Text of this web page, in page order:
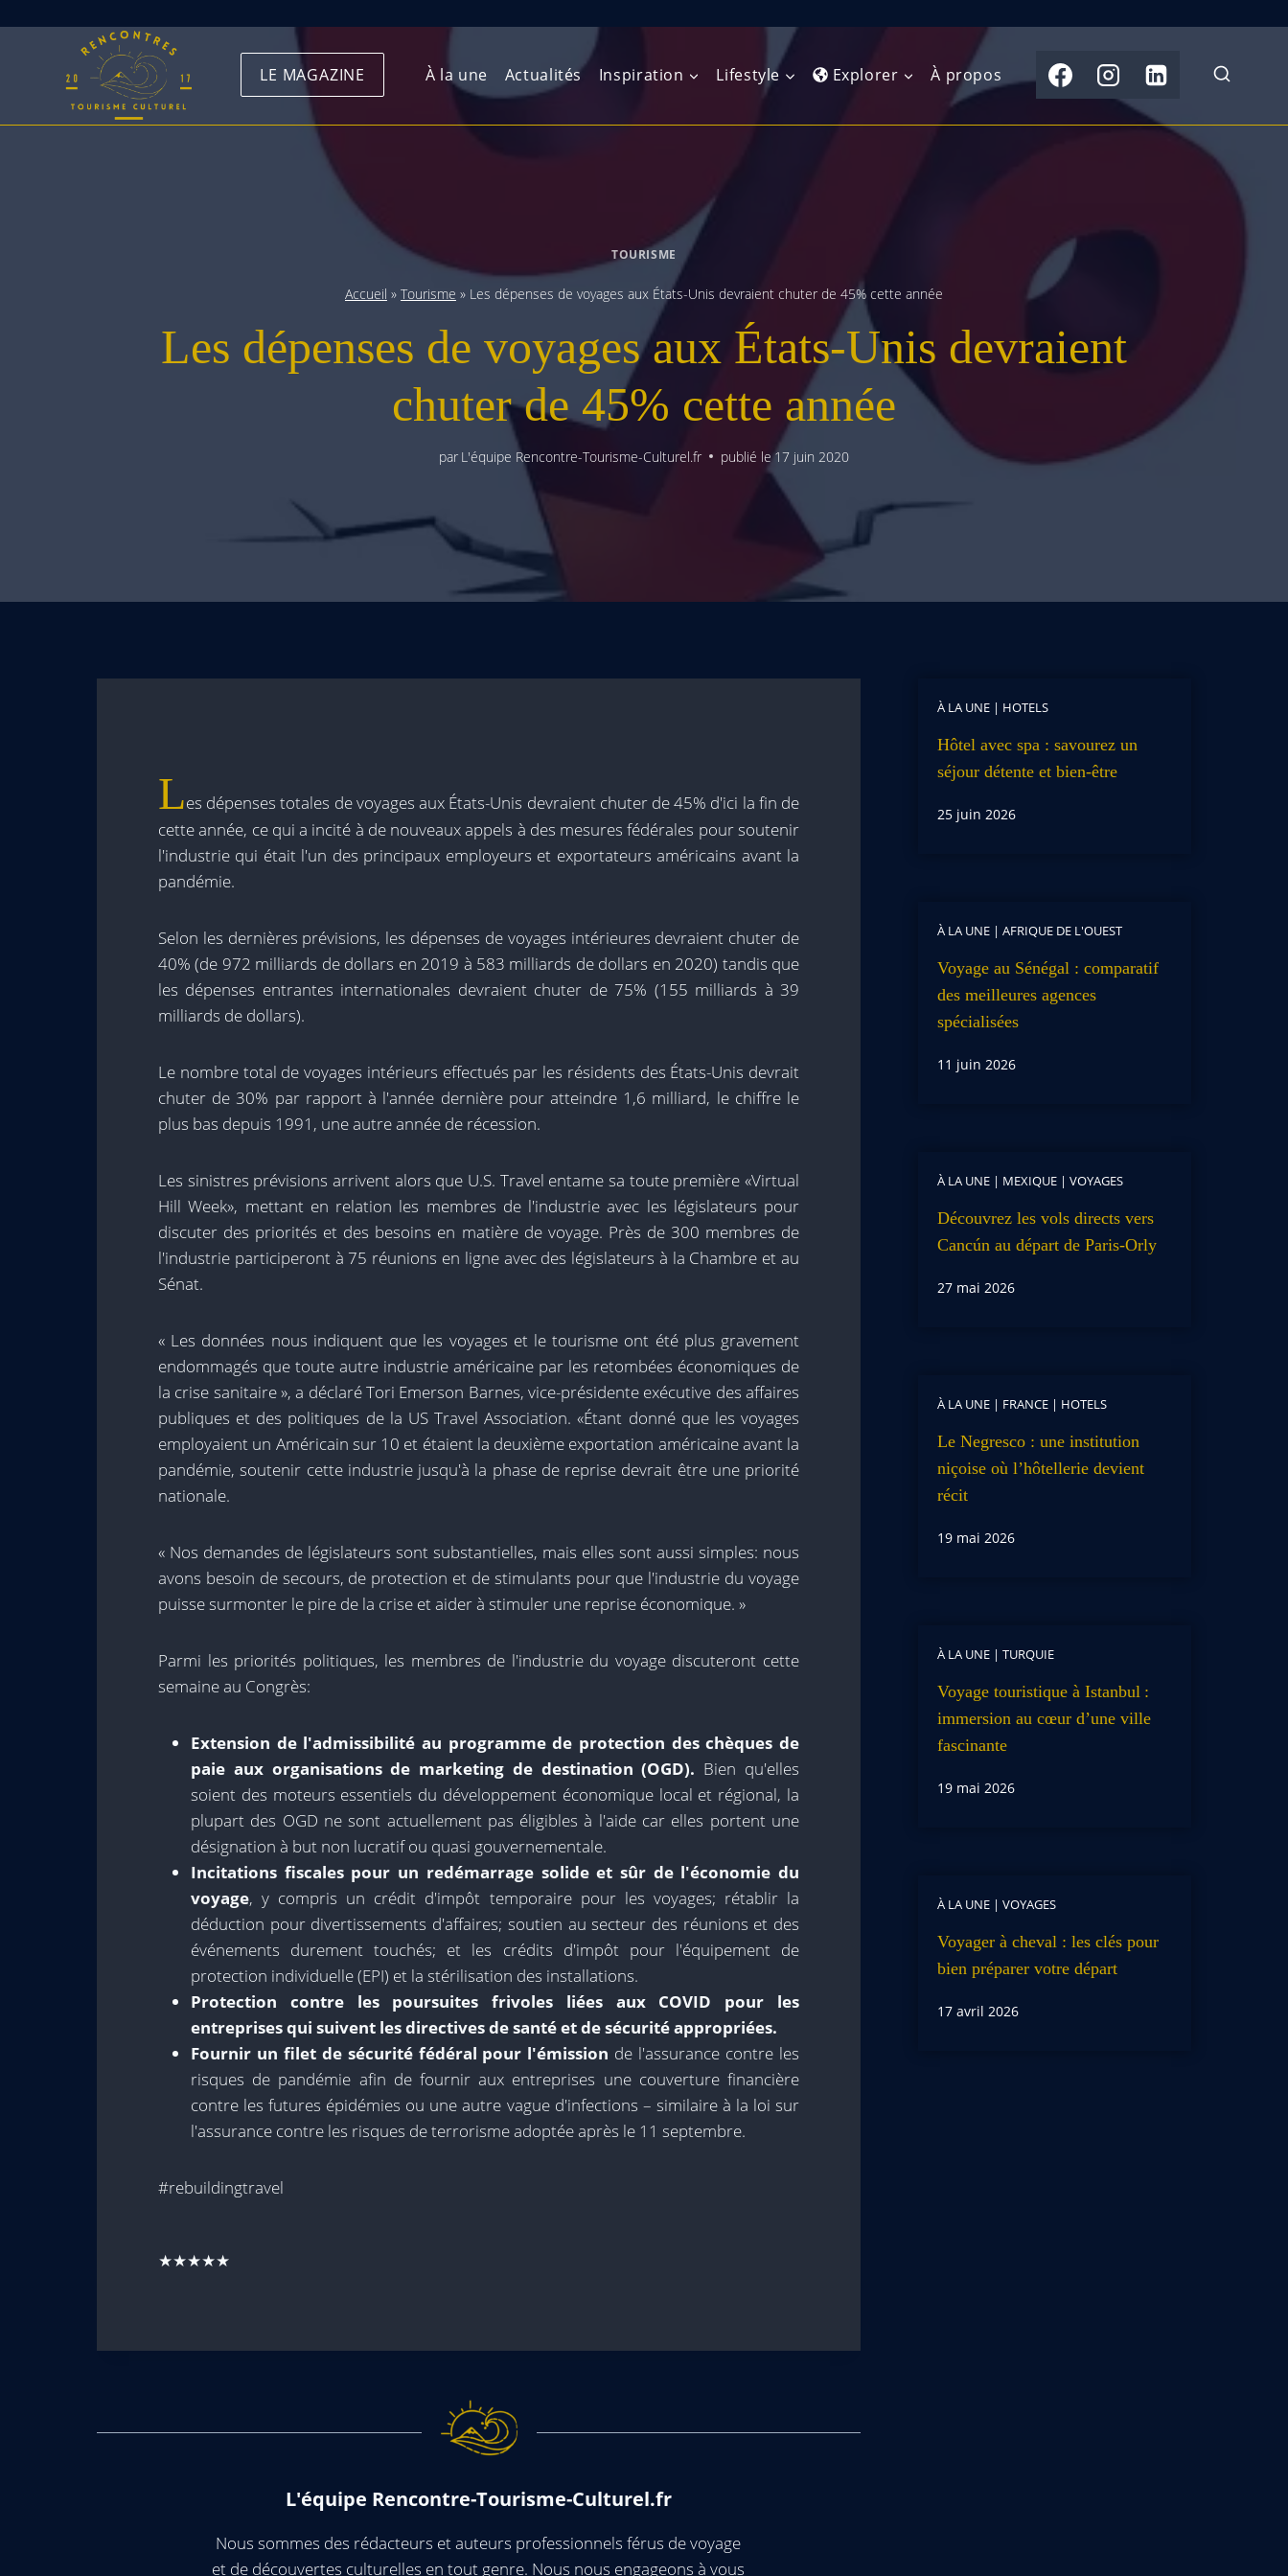
LE MAGAZINE À la une Actualités Inspiration Lifestyle Explorer
Europe centrale
Balkans
Amérique centrale
Antilles et Caraïbes
Amérique du Sud
Afrique de l’Est
Afrique australe
Sous-continent
Asie du Sud-Est
Îles du Pacifique
À propos
TOURISME
Accueil » Tourisme » Les dépenses de voyages aux États-Unis devraient chuter de 45% cette année
Les dépenses de voyages aux États-Unis devraient
chuter de 45% cette année
par L'équipe Rencontre-Tourisme-Culturel.fr publié le 17 juin 2020
Les dépenses totales de voyages aux États-Unis devraient chuter de 45% d'ici la fin de
cette année, ce qui a incité à de nouveaux appels à des mesures fédérales pour soutenir
l'industrie qui était l'un des principaux employeurs et exportateurs américains avant la
pandémie.
Selon les dernières prévisions, les dépenses de voyages intérieures devraient chuter de
40% (de 972 milliards de dollars en 2019 à 583 milliards de dollars en 2020) tandis que
les dépenses entrantes internationales devraient chuter de 75% (155 milliards à 39
milliards de dollars).
Le nombre total de voyages intérieurs effectués par les résidents des États-Unis devrait
chuter de 30% par rapport à l'année dernière pour atteindre 1,6 milliard, le chiffre le
plus bas depuis 1991, une autre année de récession.
Les sinistres prévisions arrivent alors que U.S. Travel entame sa toute première «Virtual
Hill Week», mettant en relation les membres de l'industrie avec les législateurs pour
discuter des priorités et des besoins en matière de voyage. Près de 300 membres de
l'industrie participeront à 75 réunions en ligne avec des législateurs à la Chambre et au
Sénat.
« Les données nous indiquent que les voyages et le tourisme ont été plus gravement
endommagés que toute autre industrie américaine par les retombées économiques de
la crise sanitaire », a déclaré Tori Emerson Barnes, vice-présidente exécutive des affaires
publiques et des politiques de la US Travel Association. «Étant donné que les voyages
employaient un Américain sur 10 et étaient la deuxième exportation américaine avant la
pandémie, soutenir cette industrie jusqu'à la phase de reprise devrait être une priorité
nationale.
« Nos demandes de législateurs sont substantielles, mais elles sont aussi simples: nous
avons besoin de secours, de protection et de stimulants pour que l'industrie du voyage
puisse surmonter le pire de la crise et aider à stimuler une reprise économique. »
Parmi les priorités politiques, les membres de l'industrie du voyage discuteront cette
semaine au Congrès:
Extension de l'admissibilité au programme de protection des chèques de
paie aux organisations de marketing de destination (OGD). Bien qu'elles
soient des moteurs essentiels du développement économique local et régional, la
plupart des OGD ne sont actuellement pas éligibles à l'aide car elles portent une
désignation à but non lucratif ou quasi gouvernementale.
Incitations fiscales pour un redémarrage solide et sûr de l'économie du
voyage, y compris un crédit d'impôt temporaire pour les voyages; rétablir la
déduction pour divertissements d'affaires; soutien au secteur des réunions et des
événements durement touchés; et les crédits d'impôt pour l'équipement de
protection individuelle (EPI) et la stérilisation des installations.
Protection contre les poursuites frivoles liées aux COVID pour les
entreprises qui suivent les directives de santé et de sécurité appropriées.
Fournir un filet de sécurité fédéral pour l'émission de l'assurance contre les
risques de pandémie afin de fournir aux entreprises une couverture financière
contre les futures épidémies ou une autre vague d'infections – similaire à la loi sur
l'assurance contre les risques de terrorisme adoptée après le 11 septembre.
#rebuildingtravel
★★★★★
L'équipe Rencontre-Tourisme-Culturel.fr
Nous sommes des rédacteurs et auteurs professionnels férus de voyage
et de découvertes culturelles en tout genre. Nous nous engageons à vous
À LA UNE| HOTELS
Hôtel avec spa : savourez un
séjour détente et bien-être
25 juin 2026
À LA UNE| AFRIQUE DE L'OUEST
Voyage au Sénégal : comparatif
des meilleures agences
spécialisées
11 juin 2026
À LA UNE| MEXIQUE| VOYAGES
Découvrez les vols directs vers
Cancún au départ de Paris-Orly
27 mai 2026
À LA UNE| FRANCE| HOTELS
Le Negresco : une institution
niçoise où l’hôtellerie devient
récit
19 mai 2026
À LA UNE| TURQUIE
Voyage touristique à Istanbul :
immersion au cœur d’une ville
fascinante
19 mai 2026
À LA UNE| VOYAGES
Voyager à cheval : les clés pour
bien préparer votre départ
17 avril 2026